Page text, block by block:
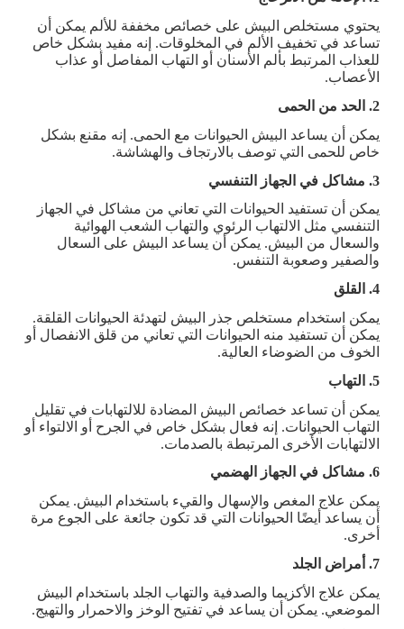
يحتوي مستخلص البيش على خصائص مخففة للألم يمكن أن
تساعد في تخفيف الألم في المخلوقات. إنه مفيد بشكل خاص
للعذاب المرتبط بألم الأسنان أو التهاب المفاصل أو عذاب
الأعصاب.
2. الحد من الحمى
يمكن أن يساعد البيش الحيوانات مع الحمى. إنه مقنع بشكل
خاص للحمى التي توصف بالارتجاف والهشاشة.
3. مشاكل في الجهاز التنفسي
يمكن أن تستفيد الحيوانات التي تعاني من مشاكل في الجهاز
التنفسي مثل الالتهاب الرئوي والتهاب الشعب الهوائية
والسعال من البيش. يمكن أن يساعد البيش على السعال
والصفير وصعوبة التنفس.
4. القلق
يمكن استخدام مستخلص جذر البيش لتهدئة الحيوانات القلقة.
يمكن أن تستفيد منه الحيوانات التي تعاني من قلق الانفصال أو
الخوف من الضوضاء العالية.
5. التهاب
يمكن أن تساعد خصائص البيش المضادة للالتهابات في تقليل
التهاب الحيوانات. إنه فعال بشكل خاص في الجرح أو الالتواء أو
الالتهابات الأخرى المرتبطة بالصدمات.
6. مشاكل في الجهاز الهضمي
يمكن علاج المغص والإسهال والقيء باستخدام البيش. يمكن
أن يساعد أيضًا الحيوانات التي قد تكون جائعة على الجوع مرة
أخرى.
7. أمراض الجلد
يمكن علاج الأكزيما والصدفية والتهاب الجلد باستخدام البيش
الموضعي. يمكن أن يساعد في تفتيح الوخز والاحمرار والتهيج.